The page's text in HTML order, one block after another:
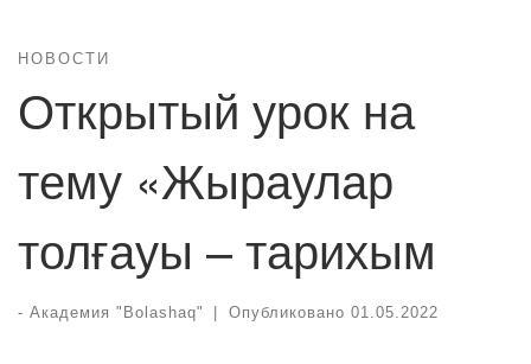
НОВОСТИ
Открытый урок на
тему «Жыраулар
толғауы – тарихым
- Академия "Bolashaq" | Опубликовано 01.05.2022